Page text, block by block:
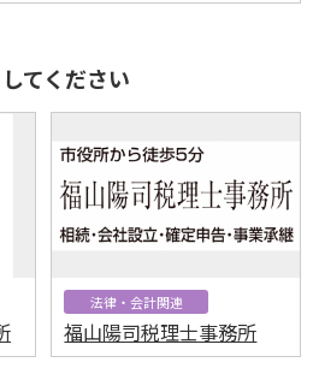
てください
法律・会計関連
福山陽司税理士事務所